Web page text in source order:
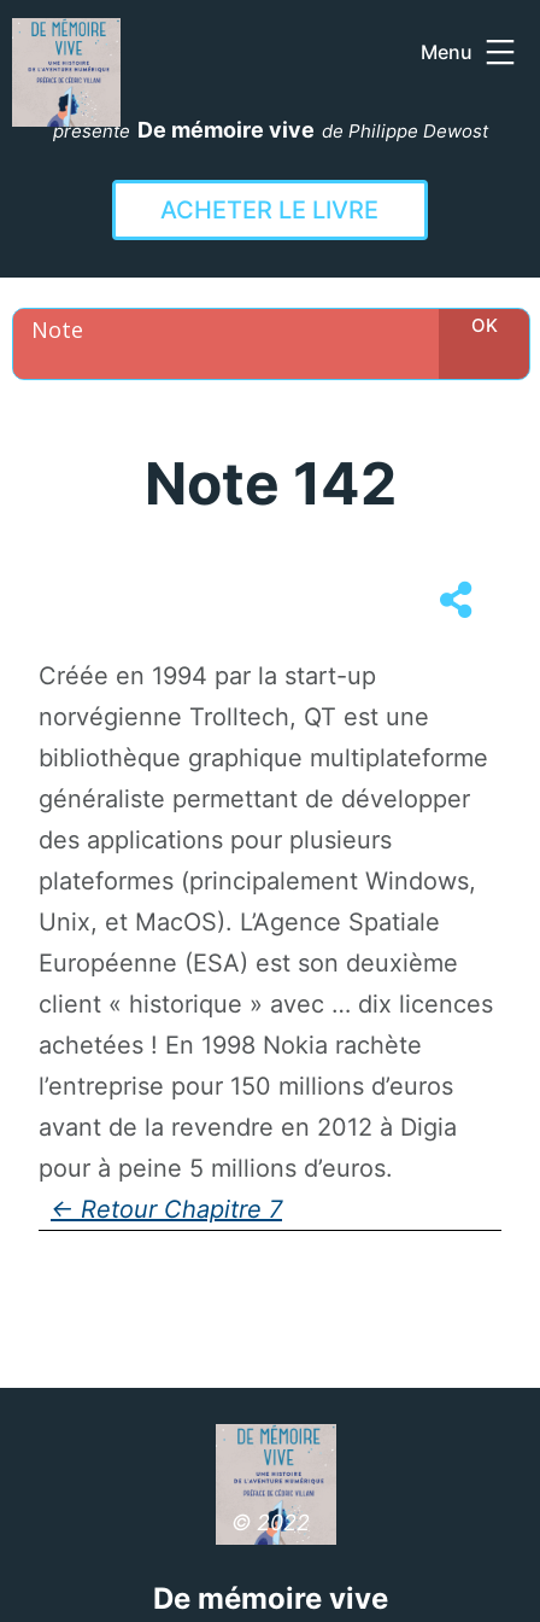
Aller
contenu
Menu
présente De mémoire vive de Philippe Dewost
ACHETER LE LIVRE
Note 142
Créée en 1994 par la start-up
norvégienne Trolltech, QT est une
bibliothèque graphique multiplateforme
généraliste permettant de développer
des applications pour plusieurs
plateformes (principalement Windows,
Unix, et MacOS). L’Agence Spatiale
Européenne (ESA) est son deuxième
client « historique » avec … dix licences
achetées ! En 1998 Nokia rachète
l’entreprise pour 150 millions d’euros
avant de la revendre en 2012 à Digia
pour à peine 5 millions d’euros.
Chapitre 7
© 2022
De mémoire vive